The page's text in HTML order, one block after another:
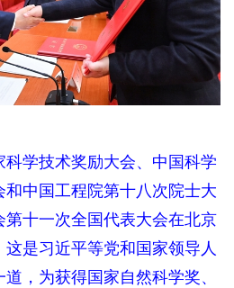
学技术奖励大会、中国科学
和中国工程院第十八次院士大
十一次全国代表大会在北京
是习近平等党和国家领导人
，为获得国家自然科学奖、